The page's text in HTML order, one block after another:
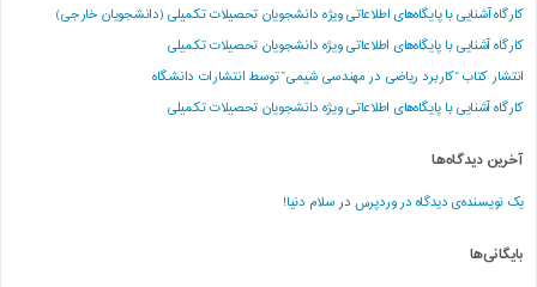
کارگاه آشنایی با پایگاه‌های اطلاعاتی ویژه دانشجویان تحصیلات تکمیلی (دانشجویان خارجی)
کارگاه آشنایی با پایگاه‌های اطلاعاتی ویژه دانشجویان تحصیلات تکمیلی
انتشار کتاب “کاربرد ریاضی در مهندسی شیمی” توسط انتشارات دانشگاه
کارگاه آشنایی با پایگاه‌های اطلاعاتی ویژه دانشجویان تحصیلات تکمیلی
آخرین دیدگاه‌ها
یک نویسنده‌ی دیدگاه در وردپرس در سلام دنیا!
بایگانی‌ها